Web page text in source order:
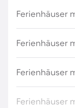
Ferienhäuser
Ferienhäuser
Ferienhäuser
Ferienhäuser